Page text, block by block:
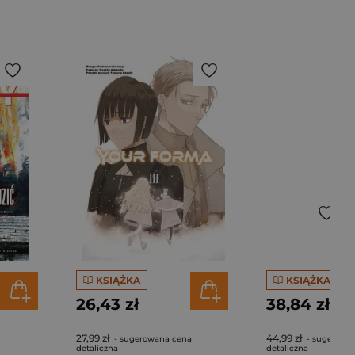
KSIĄŻKA
26,43 zł
27,99 zł - sugerowana cena
detaliczna
KSIĄŻKA
38,84 zł
44,99 zł -
detaliczna